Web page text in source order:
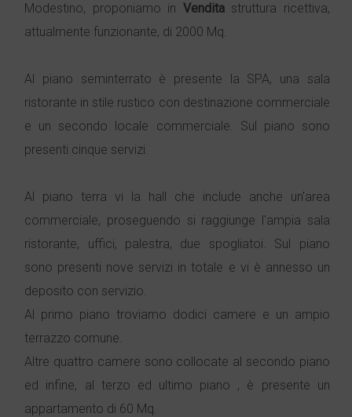
Modestino, proponiamo in Venditastruttura ricettiva,
attualmente funzionante, di 2000 Mq.
Al piano seminterrato è presente la SPA, una sala
ristorante in stile rustico con destinazione commerciale
e un secondo locale commerciale. Sul piano sono
presenti cinque servizi.
Al piano terra vi la hall che include anche un'area
commerciale, proseguendo si raggiunge l'ampia sala
ristorante, uffici, palestra, due spogliatoi. Sul piano
sono presenti nove servizi in totale e vi è annesso un
deposito con servizio.
Al primo piano troviamo dodici camere e un ampio
terrazzo comune.
Altre quattro camere sono collocate al secondo piano
ed infine, al terzo ed ultimo piano , è presente un
appartamento di 60 Mq.